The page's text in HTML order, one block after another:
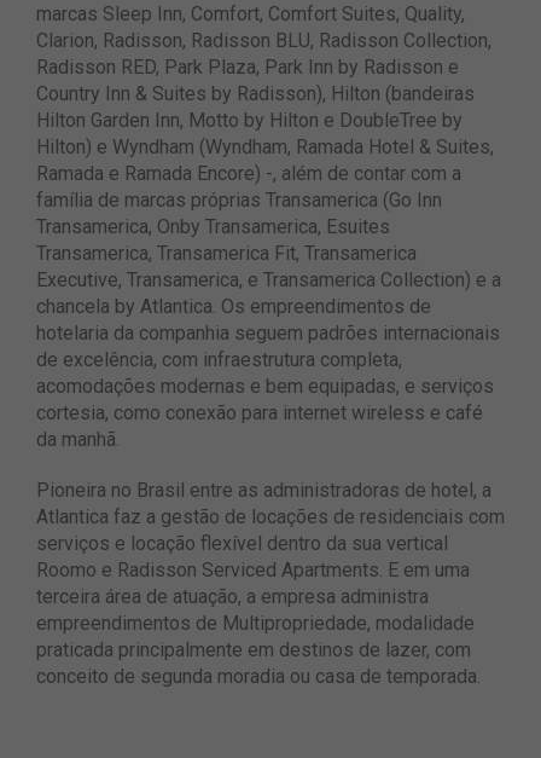
marcas Sleep Inn, Comfort, Comfort Suites, Quality,
Clarion, Radisson, Radisson BLU, Radisson Collection,
Radisson RED, Park Plaza, Park Inn by Radisson e
Country Inn & Suites by Radisson), Hilton (bandeiras
Hilton Garden Inn, Motto by Hilton e DoubleTree by
Hilton) e Wyndham (Wyndham, Ramada Hotel & Suites,
Ramada e Ramada Encore) -, além de contar com a
família de marcas próprias Transamerica (Go Inn
Transamerica, Onby Transamerica, Esuites
Transamerica, Transamerica Fit, Transamerica
Executive, Transamerica, e Transamerica Collection) e a
chancela by Atlantica. Os empreendimentos de
hotelaria da companhia seguem padrões internacionais
de excelência, com infraestrutura completa,
acomodações modernas e bem equipadas, e serviços
cortesia, como conexão para internet wireless e café
da manhã.
Pioneira no Brasil entre as administradoras de hotel, a
Atlantica faz a gestão de locações de residenciais com
serviços e locação flexível dentro da sua vertical
Roomo e Radisson Serviced Apartments. E em uma
terceira área de atuação, a empresa administra
empreendimentos de Multipropriedade, modalidade
praticada principalmente em destinos de lazer, com
conceito de segunda moradia ou casa de temporada.